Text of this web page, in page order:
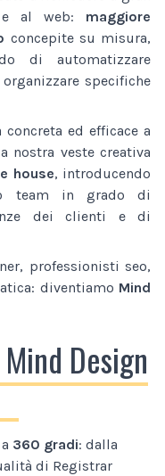
e al web: maggiore
concepite su misura,
di automatizzare
specifiche
ed efficace a
nostra veste creativa
house, introducendo
team in grado di
dei clienti e di
professionisti seo,
diventiamo Mind
Design
360 gradi: dalla
di Registrar